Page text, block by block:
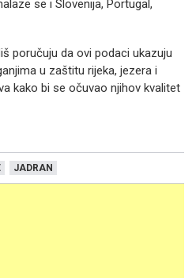
se i Slovenija, Portugal,
poručuju da ovi podaci ukazuju
u zaštitu rijeka, jezera i
kako bi se očuvao njihov kvalitet
JADRAN